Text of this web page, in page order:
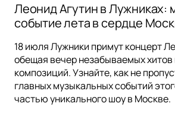
Леонид Агутин в Лужниках:
событие лета в сердце
18 июля Лужники примут концерт
обещая вечер незабываемых хитов
композиций. Узнайте, как не
главных музыкальных событий
частью уникального шоу в Москве.